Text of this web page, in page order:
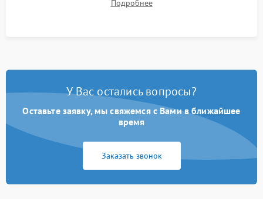
системы под пиковой нагрузкой.
Подробнее
У Вас остались вопросы?
Оставьте заявку, мы свяжемся с Вами в ближайшее
время
Заказать звонок